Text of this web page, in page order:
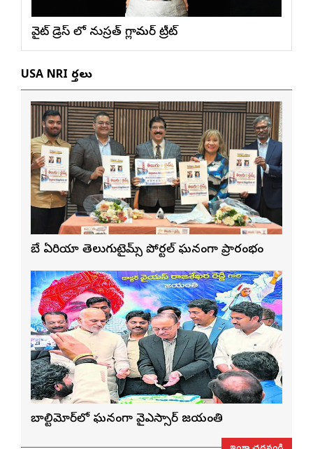
వైట్ డ్రెస్ లో నుస్ర‌త్ గ్లామ‌ర్ ట్రీట్
USA NRI వార్తలు
బే ఏరియా తెలుగుటైమ్స్ పోర్టల్ ఘనంగా ప్రారంభం
బాల్టిమోర్‌లో ఘనంగా వైఎస్సార్‌ జయంతి